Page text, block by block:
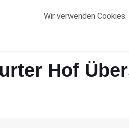
START ORTE
Hof
Wir verwenden